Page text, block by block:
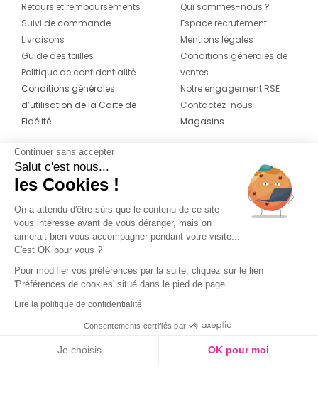
Retours et remboursements
Suivi de commande
Livraisons
Guide des tailles
Politique de confidentialité
Conditions générales
d’utilisation de la Carte de
Fidélité
Qui sommes-nous ?
Espace recrutement
Mentions légales
Conditions générales de
ventes
Notre engagement RSE
Contactez-nous
Magasins
CONTACT
04 42 20 78 42
Du lundi au jeudi de 8h30 à 16h30 & le
vendredi de 8h30 à 15h30
Continuer sans accepter
Salut c'est nous...
les Cookies !
On a attendu d'être sûrs que le contenu de ce site
vous intéresse avant de vous déranger, mais on
aimerait bien vous accompagner pendant votre visite...
C'est OK pour vous ?
Pour modifier vos préférences par la suite, cliquez sur le lien
'Préférences de cookies' situé dans le pied de page.
Lire la politique de confidentialité
Consentements certifiés par
Je choisis OK pour moi